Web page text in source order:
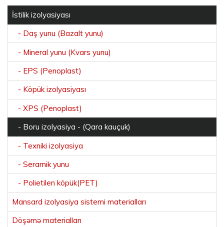
İstilik izolyasiyası
- Daş yunu (Bazalt yunu)
- Mineral yunu (Kvars yunu)
- EPS (Penoplast)
- Köpük izolyasiyası
- XPS (Penoplast)
- Boru izolyasiya - (Qara kauçuk)
- Texniki izolyasiya
- Seramik yunu
- Polietilen köpük(PET)
Mansard izolyasiya sistemi materialları
Döşəmə materialları